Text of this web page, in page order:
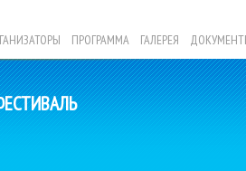
ПРОГРАММА ГАЛЕРЕЯ